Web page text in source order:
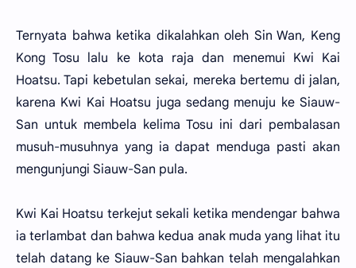
Ternyata bahwa ketika dikalahkan oleh Sin Wan, Keng
Kong Tosu lalu ke kota raja dan menemui Kwi Kai
Hoatsu. Tapi kebetulan sekai, mereka bertemu di jalan,
karena Kwi Kai Hoatsu juga sedang menuju ke Siauw-
San untuk membela kelima Tosu ini dari pembalasan
musuh-musuhnya yang ia dapat menduga pasti akan
mengunjungi Siauw-San pula.
Kwi Kai Hoatsu terkejut sekali ketika mendengar bahwa
ia terlambat dan bahwa kedua anak muda yang lihat itu
telah datang ke Siauw-San bahkan telah mengalahkan